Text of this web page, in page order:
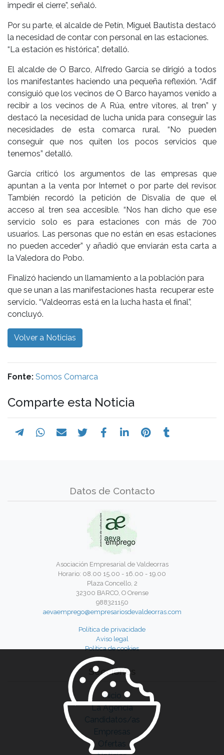
impedir el cierre”, señaló.
Por su parte, el alcalde de Petín, Miguel Bautista destacó
la necesidad de contar con personal en las estaciones.
“La estación es histórica”, detalló.
El alcalde de O Barco, Alfredo García se dirigió a todos
los manifestantes haciendo una pequeña reflexión. “Adif
consiguió que los vecinos de O Barco hayamos venido a
recibir a los vecinos de A Rúa, entre vítores, al tren” y
destacó la necesidad de lucha unida para conseguir las
necesidades de esta comarca rural. “No pueden
conseguir que nos quiten los pocos servicios que
tenemos” detalló.
García criticó los argumentos de las empresas que
apuntan a la venta por Internet o por parte del revisor.
También recordó la petición de Disvalia de que el
acceso al tren sea accesible. “Nos han dicho que ese
servicio solo es para estaciones con más de 700
usuarios. Las personas que no están en esas estaciones
no pueden acceder” y añadió que enviarán esta carta a
la Valedora do Pobo.
Finalizó haciendo un llamamiento a la población para
que se unan a las manifestaciones hasta recuperar este
servicio. “Valdeorras está en la lucha hasta el final”,
concluyó.
Volver a Noticias
Fonte: Somos Comarca
Comparte esta Noticia
Datos de Contacto
Asociación Empresarial de Valdeorras
Horario: 08.00 15.00 - 16.00 - 19.00
Plaza Concello, 2
32300 BARCO, O Orense
988321150
aevaemprego@empresariosdevaldeorras.com
Política de privacidade
Aviso legal
Política de cookies
Secciones
Inicio
La Agencia
Candidatos/as
Empresas
Ofertas